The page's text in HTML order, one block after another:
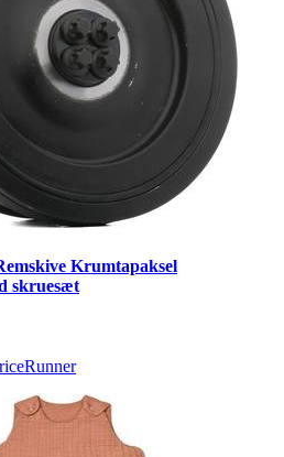
Krumtapaksel
skruesæt